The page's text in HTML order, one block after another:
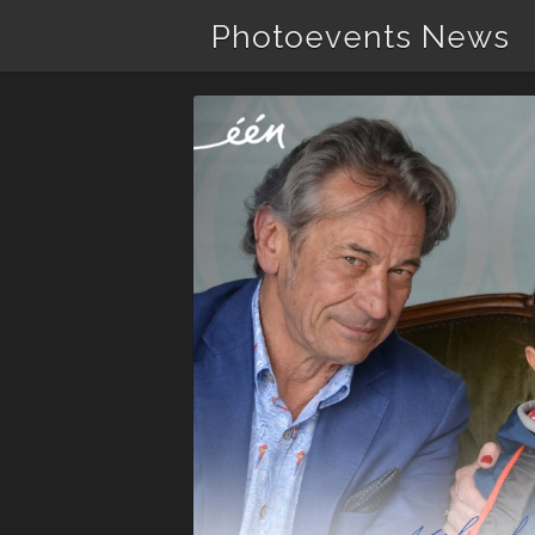
Photoevents News